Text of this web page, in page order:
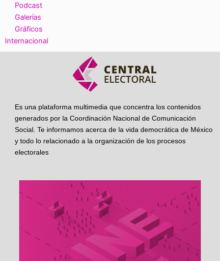
Podcast
Galerías
Gráficos
Internacional
Es una plataforma multimedia que concentra los contenidos
generados por la Coordinación Nacional de Comunicación
Social. Te informamos acerca de la vida democrática de México
y todo lo relacionado a la organización de los procesos
electorales